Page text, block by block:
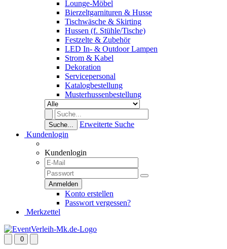
Lounge-Möbel
Bierzeltgarnituren & Husse
Tischwäsche & Skirting
Hussen (f. Stühle/Tische)
Festzelte & Zubehör
LED In- & Outdoor Lampen
Strom & Kabel
Dekoration
Servicepersonal
Katalogbestellung
Musterhussenbestellung
Suche...
Erweiterte Suche
Kundenlogin
Kundenlogin
Konto erstellen
Passwort vergessen?
Merkzettel
0